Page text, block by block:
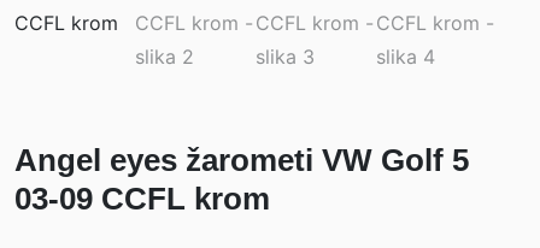
Angel eyes žarometi VW Golf 5
03-09 CCFL krom